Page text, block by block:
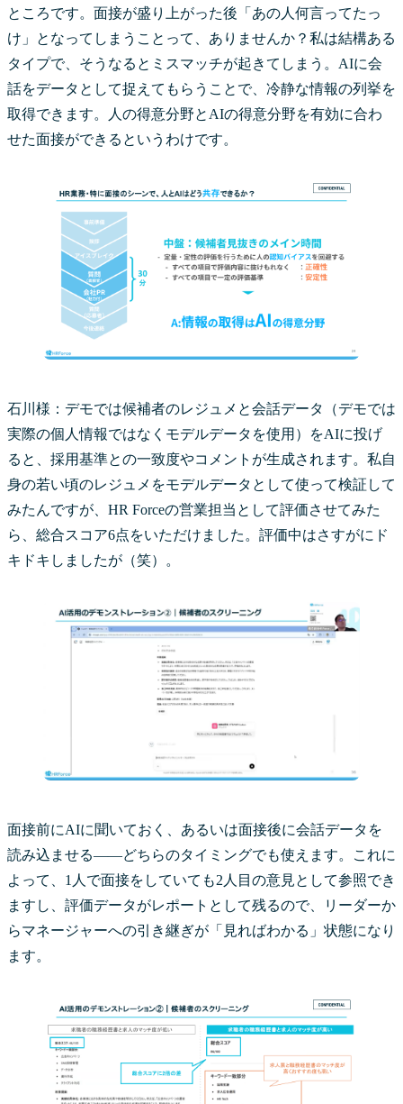
ところです。面接が盛り上がった後「あの人何言ってたっ
け」となってしまうことって、ありませんか？私は結構ある
タイプで、そうなるとミスマッチが起きてしまう。AIに会
話をデータとして捉えてもらうことで、冷静な情報の列挙を
取得できます。人の得意分野とAIの得意分野を有効に合わ
せた面接ができるというわけです。
石川様：デモでは候補者のレジュメと会話データ（デモでは
実際の個人情報ではなくモデルデータを使用）をAIに投げ
ると、採用基準との一致度やコメントが生成されます。私自
身の若い頃のレジュメをモデルデータとして使って検証して
みたんですが、HR Forceの営業担当として評価させてみた
ら、総合スコア6点をいただけました。評価中はさすがにド
キドキしましたが（笑）。
面接前にAIに聞いておく、あるいは面接後に会話データを
読み込ませる——どちらのタイミングでも使えます。これに
よって、1人で面接をしていても2人目の意見として参照でき
ますし、評価データがレポートとして残るので、リーダーか
らマネージャーへの引き継ぎが「見ればわかる」状態になり
ます。